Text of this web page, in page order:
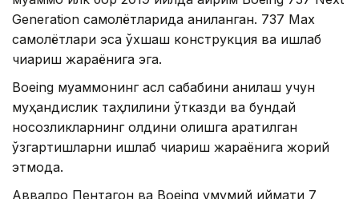
Generation самолётларида аниқланган. 737 Max
самолётлари эса ўхшаш конструкция ва ишлаб
чиқариш жараёнига эга.
Boeing муаммонинг асл сабабини аниқлаш учун
муҳандислик таҳлилини ўтказди ва бундай
носозликларнинг олдини олишга қаратилган
ўзгартишларни ишлаб чиқариш жараёнига жорий
этмоқда.
Аввалроқ Пентагон ва Boeing умумий қиймати 7